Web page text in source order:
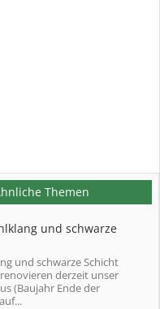
Themen
und schwarze
und schwarze Schicht
derzeit unser
(Baujahr Ende der